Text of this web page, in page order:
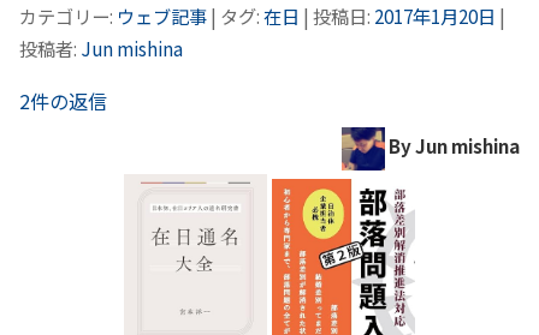
カテゴリー: ウェブ記事| タグ:在日 | 投稿日: 2017年1月20日 |
投稿者: Jun mishina
2件の返信
By Jun mishina